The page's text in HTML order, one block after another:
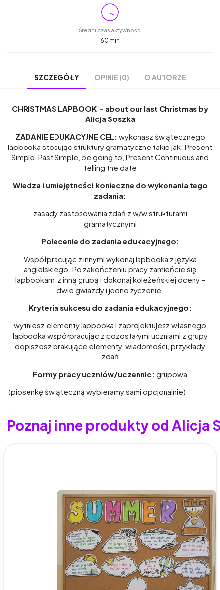
Średni czas aktywności
60 min
SZCZEGÓŁY OPINIE (0) O AUTORZE
CHRISTMAS LAPBOOK - about our last Christmas by
Alicja Soszka
ZADANIE EDUKACYJNE CEL: wykonasz świątecznego
lapbooka stosując struktury gramatyczne takie jak: Present
Simple, Past Simple, be going to, Present Continuous and
telling the date
Wiedza i umiejętności konieczne do wykonania tego
zadania:
zasady zastosowania zdań z w/w strukturami
gramatycznymi
Polecenie do zadania edukacyjnego:
Współpracując z innymi wykonaj lapbooka z języka
angielskiego. Po zakończeniu pracy zamieńcie się
lapbookami z inną grupą i dokonaj koleżeńskiej oceny –
dwie gwiazdy i jedno życzenie.
Kryteria sukcesu do zadania edukacyjnego:
wytniesz elementy lapbooka i zaprojektujesz własnego
lapbooka współpracując z pozostałymi uczniami z grupy
dopiszesz brakujące elementy, wiadomości, przykłady
zdań
Formy pracy uczniów/uczennic: grupowa
(piosenkę świąteczną wybieramy sami opcjonalnie)
Poznaj inne produkty od Alicja